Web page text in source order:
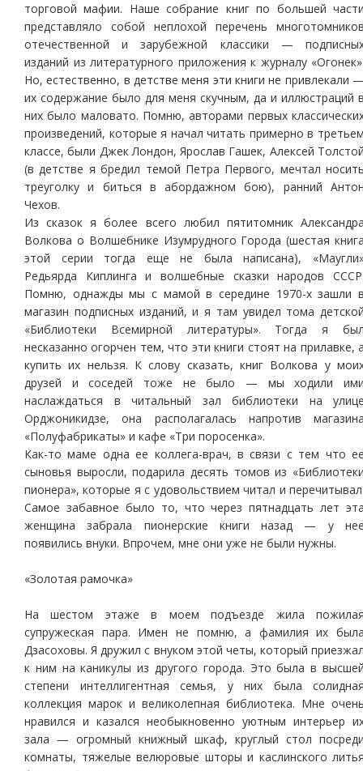
торговой мафии. Наше собрание книг по большей
представляло собой неплохой перечень
отечественной и зарубежной классики —
изданий из литературного приложения к журналу
Но, естественно, в детстве меня эти книги не привлекали
их содержание было для меня скучным, да и иллюстраций
них было маловато. Помню, авторами первых
произведений, которые я начал читать примерно в
классе, были Джек Лондон, Ярослав Гашек, Алексей
(в детстве я бредил темой Петра Первого, мечтал
треуголку и биться в абордажном бою), ранний
Чехов.
Из сказок я более всего любил пятитомник
Волкова о Волшебнике Изумрудного Города (шестая
этой серии тогда еще не была написана),
Редьярда Киплинга и волшебные сказки народов
Помню, однажды мы с мамой в середине 1970-х зашли
магазин подписных изданий, и я там увидел тома
«Библиотеки Всемирной литературы». Тогда я
несказанно огорчен тем, что эти книги стоят на прилавке,
купить их нельзя. К слову сказать, книг Волкова у
друзей и соседей тоже не было — мы ходили
наслаждаться в читальный зал библиотеки на
Орджоникидзе, она располагалась напротив
«Полуфабрикаты» и кафе «Три поросенка».
Как-то маме одна ее коллега-врач, в связи с тем что
сыновья выросли, подарила десять томов из
пионера», которые я с удовольствием читал и
Самое забавное было то, что через пятнадцать лет
женщина забрала пионерские книги назад — у
появились внуки. Впрочем, мне они уже не были нужны.
«Золотая рамочка»
На шестом этаже в моем подъезде жила
супружеская пара. Имен не помню, а фамилия их
Дзасоховы. Я дружил с внуком этой четы, который
к ним на каникулы из другого города. Это была в
степени интеллигентная семья, у них была
коллекция марок и великолепная библиотека. Мне
нравился и казался необыкновенно уютным интерьер
зала — огромный книжный шкаф, круглый стол
комнаты, тяжелые велюровые шторы и каслинского